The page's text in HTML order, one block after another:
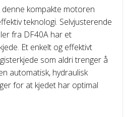
kompakte motoren
teknologi. Selvjusterende
fra DF40A har et
Et enkelt og effektivt
som aldri trenger å
automatisk, hydraulisk
for at kjedet har optimal